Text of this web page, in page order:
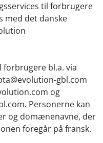
til forbrugere
med det danske
bl.a. via
gbl.com
og
Personerne kan
og domænenavne, der
foregår på fransk.